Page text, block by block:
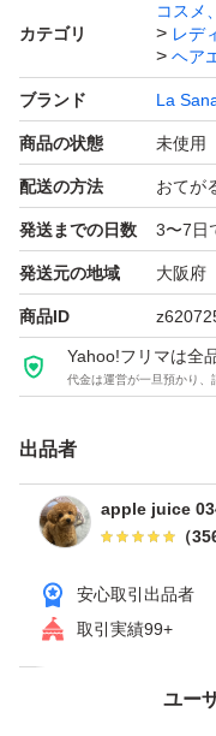
お値下げはできかね
カテゴリ
コスメ
レデ
ヘア
ブランド La
商品の状態 未使用
配送の方法 おてが
発送までの日数 3〜7日
発送元の地域 大阪府
商品ID
Yahoo!フリマは全
代金は運営が一旦預かり
出品者
apple juice
（
安心取引出品者
取引実績99+
ユー
価格の相談